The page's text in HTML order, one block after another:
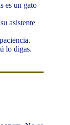
es un gato
asistente
lo digas.